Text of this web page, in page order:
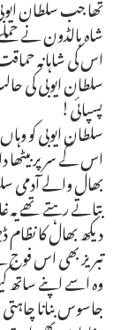
شاہ بالڈون نے
اس کی شاہانہ
سلطان ایوبی کی
پسپائی!
سلطان ایوبی کو
اس کے سر پر
بھال والے آدمی
بتاتے رہتے تھے یہ
دیکھ بھال کا نظام
تبریز بھی اس فوج
وہ اسے اپنے ساتھ
جاسوس بنانا